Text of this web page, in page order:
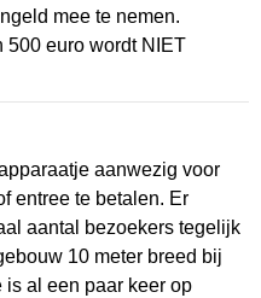
mee te nemen.
500 euro wordt NIET
aanwezig voor
entree te betalen. Er
aantal bezoekers tegelijk
10 meter breed bij
is al een paar keer op